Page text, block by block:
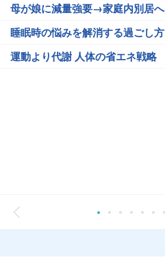
母が娘に減量強要→家庭内別居へ
睡眠時の悩みを解消する過ごし方
運動より代謝 人体の省エネ戦略